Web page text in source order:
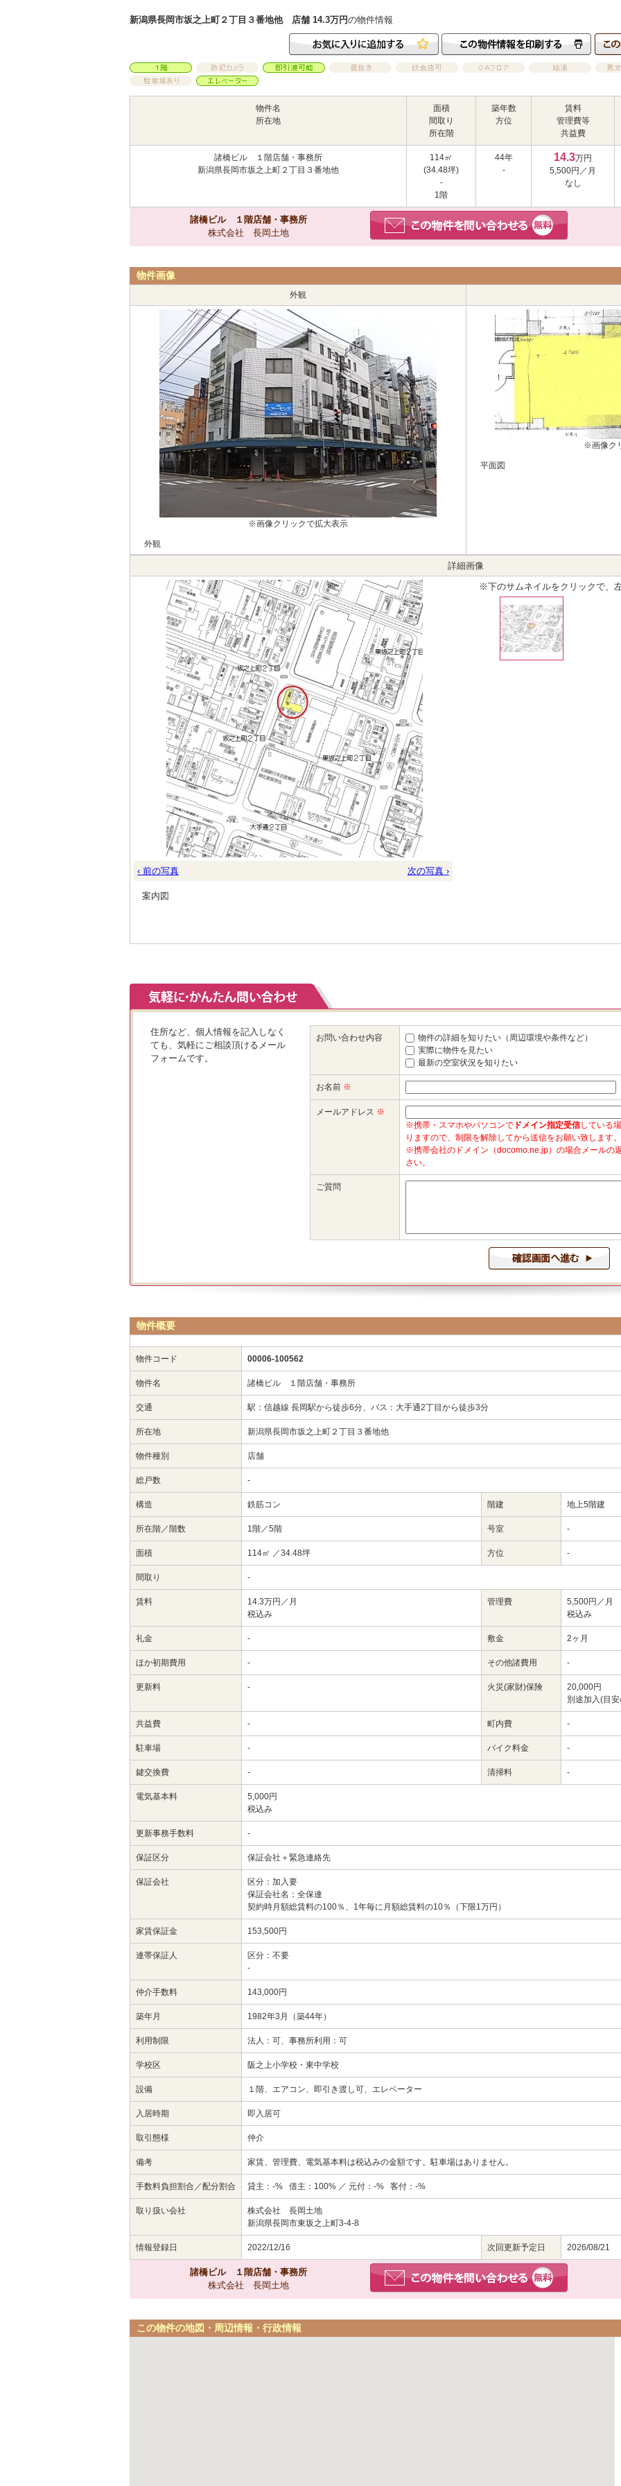
新潟県長岡市坂之上町２丁目３番地他 店舗 14.3万円の物件情報
物件名
所在地
面積
間取り
所在階
築年数
方位
賃料
管理費等
共益費
諸橋ビル １階店舗・事務所
新潟県長岡市坂之上町２丁目３番地他
114㎡
(34.48坪)
-
1階
44年
-
14.3万円
5,500円／月
なし
諸橋ビル １階店舗・事務所
株式会社 長岡土地
物件画像
外観
※画像クリックで拡大表示
外観
※画像ク
平面図
詳細画像
‹ 前の写真 次の写真 ›
案内図
※下のサムネイルをクリックで、
物件概要
物件コード 00006-100562
物件名 諸橋ビル １階店舗・事務所
交通 駅：信越線 長岡駅から徒歩6分、バス：大手通2丁目から徒歩3分
所在地 新潟県長岡市坂之上町２丁目３番地他
物件種別 店舗
総戸数 -
構造 鉄筋コン 階建 地上5階建
所在階／階数 1階／5階 号室 -
面積 114㎡ ／34.48坪 方位 -
間取り -
賃料
14.3万円／月
税込み
管理費
5,500円／月
税込み
礼金 - 敷金 2ヶ月
ほか初期費用 - その他諸費用 -
更新料 - 火災(家財)保険
20,000円
別途加入(目
共益費 - 町内費 -
駐車場 - バイク料金 -
鍵交換費 - 清掃料 -
電気基本料
5,000円
税込み
更新事務手数料 -
保証区分 保証会社＋緊急連絡先
保証会社
区分：加入要
保証会社名：全保連
契約時月額総賃料の100％、1年毎に月額総賃料の10％（下限1万円）
家賃保証金 153,500円
連帯保証人
区分：不要
-
仲介手数料 143,000円
築年月 1982年3月（築44年）
利用制限 法人：可、事務所利用：可
学校区 阪之上小学校・東中学校
設備 １階、エアコン、即引き渡し可、エレベーター
入居時期 即入居可
取引態様 仲介
備考 家賃、管理費、電気基本料は税込みの金額です。駐車場はありません。
手数料負担割合／配分割合 貸主：-% 借主：100% ／ 元付：-% 客付：-%
取り扱い会社
株式会社 長岡土地
新潟県長岡市東坂之上町3-4-8
情報登録日 2022/12/16 次回更新予定日 2026/08/21
諸橋ビル １階店舗・事務所
株式会社 長岡土地
この物件の地図・周辺情報・行政情報